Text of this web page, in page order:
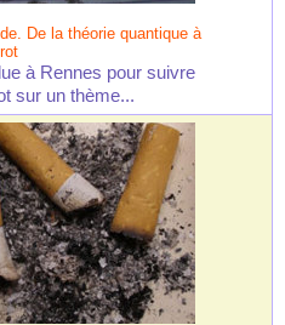
De la théorie quantique à
à Rennes pour suivre
sur un thème...